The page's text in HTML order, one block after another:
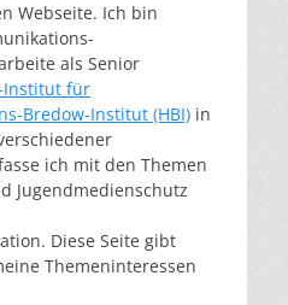
Webseite. Ich bin
als Senior
Institut für
Bredow-Institut (HBI) in
ich mit den Themen
Jugendmedienschutz
Diese Seite gibt
Themeninteressen